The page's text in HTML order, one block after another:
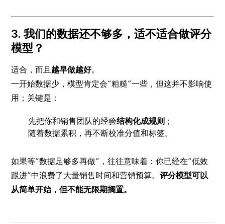
3. 我们的数据还不够多，适不适合做评分
模型？
适合，而且 越早做越好。
一开始数据少，模型肯定会“粗糙”一些，但这并不影响使
用；关键是：
先把你和销售团队的经验结构化成规则 ；
随着数据累积，再不断校准分值和标签。
如果等“数据足够多再做”，往往意味着：你已经在“低效
跟进”中浪费了大量销售时间和营销预算。评分模型可以
从简单开始，但不能无限期搁置。